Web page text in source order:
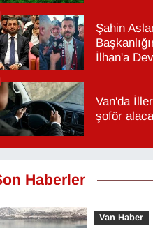
Şahin
İlhan'a
Van'da
şoför
Haberler
Van Haber